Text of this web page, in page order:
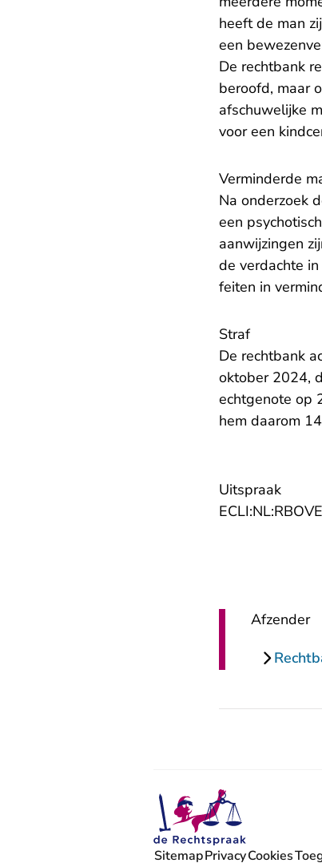
heeft de man
een
De rechtbank
beroofd, maar
afschuwelijke
voor een
Verminderde
Na onderzoek
een
aanwijzingen
de verdachte
feiten in
Straf
De rechtbank
oktober 2024,
echtgenote op
hem daarom
Uitspraak
Afzender
SitemapPrivacyCookies